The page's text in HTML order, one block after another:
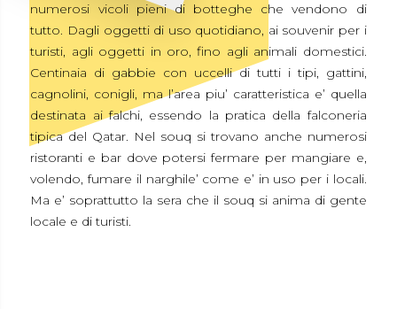
numerosi vicoli pieni di botteghe che vendono di
tutto. Dagli oggetti di uso quotidiano, ai souvenir per i
turisti, agli oggetti in oro, fino agli animali domestici.
Centinaia di gabbie con uccelli di tutti i tipi, gattini,
cagnolini, conigli, ma l’area piu’ caratteristica e’ quella
destinata ai falchi, essendo la pratica della falconeria
tipica del Qatar. Nel souq si trovano anche numerosi
ristoranti e bar dove potersi fermare per mangiare e,
volendo, fumare il narghile’ come e’ in uso per i locali.
Ma e’ soprattutto la sera che il souq si anima di gente
locale e di turisti.